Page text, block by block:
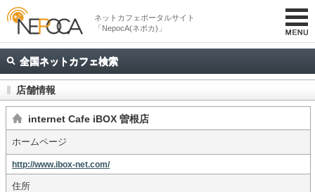
ネットカフェポータルサイト
「NepocA(ネポカ)」
全国ネットカフェ検索
店舗情報
internet Cafe iBOX 曽根店
ホームページ
http://www.ibox-net.com/
住所